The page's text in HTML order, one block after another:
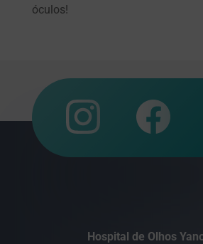
óculos!
Hospital de Olhos